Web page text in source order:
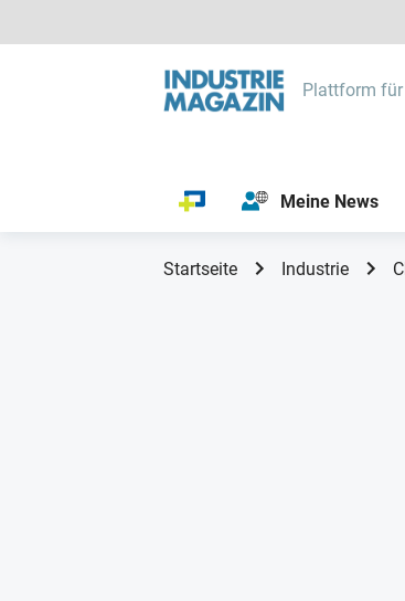
Plattform
Meine News
Startseite Industrie